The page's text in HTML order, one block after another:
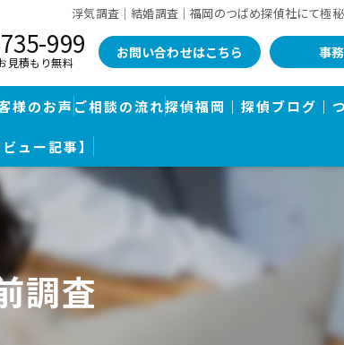
浮気調査｜結婚調査｜福岡のつばめ探偵社にて極
999
見積もり無料
お問い合わせはこちら 事
内｜分厚い証拠満載報告書で有名
様のお声 ご相談の流れ探偵福岡｜探偵ブログ｜
ビュー記事】
調査